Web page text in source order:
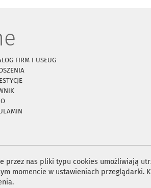
FIRM I USŁUG
przez nas pliki typu cookies umożliwiają
momencie w ustawieniach przeglądarki.